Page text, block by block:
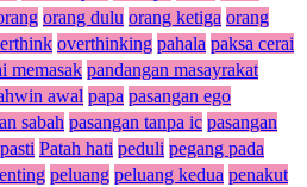
orang dulu orang ketiga orang
overthinking pahala paksa cerai
memasak pandangan masayrakat
awal papa pasangan ego
sabah pasangan tanpa ic pasangan
pasti Patah hati peduli pegang pada
peluang peluang kedua penakut